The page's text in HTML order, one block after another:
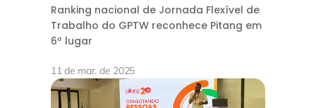
Ranking nacional de Jornada Flexível de
Trabalho do GPTW reconhece Pitang em
6º lugar
11 de mar. de 2025